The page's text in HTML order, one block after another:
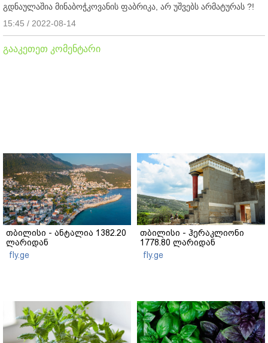
გდნაულაშია მინაბოჭკოვანის ფაბრიკა, არ უშვებს არმატურას ?!
15:45 / 2022-08-14
გააკეთეთ კომენტარი
თბილისი - ანტალია 1382.20
ლარიდან
fly.ge
თბილისი - ჰერაკლიონი
1778.80 ლარიდან
fly.ge